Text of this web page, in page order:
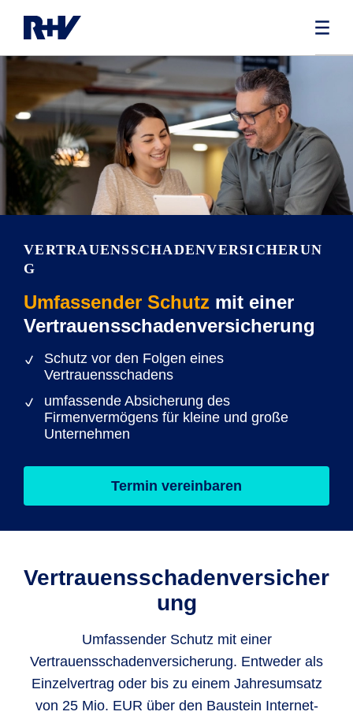
VERTRAUENSSCHADENVERSICHERUN
G
Umfassender Schutz mit einer
Vertrauensschadenversicherung
Schutz vor den Folgen eines
Vertrauensschadens
umfassende Absicherung des
Firmenvermögens für kleine und große
Unternehmen
Termin vereinbaren
Vertrauensschadenversicher
ung
Umfassender Schutz mit einer
Vertrauensschadenversicherung. Entweder als
Einzelvertrag oder bis zu einem Jahresumsatz
von 25 Mio. EUR über den Baustein Internet-